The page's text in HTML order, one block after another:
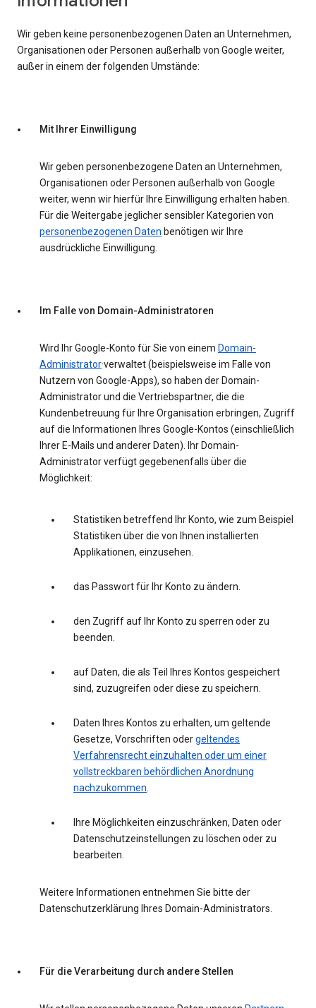
Wir geben keine personenbezogenen Daten an Unternehmen,
Organisationen oder Personen außerhalb von Google weiter,
außer in einem der folgenden Umstände:
Mit Ihrer Einwilligung
Wir geben personenbezogene Daten an Unternehmen,
Organisationen oder Personen außerhalb von Google
weiter, wenn wir hierfür Ihre Einwilligung erhalten haben.
Für die Weitergabe jeglicher sensibler Kategorien von
personenbezogenen Daten benötigen wir Ihre
ausdrückliche Einwilligung.
Im Falle von Domain-Administratoren
Wird Ihr Google-Konto für Sie von einem Domain-
Administrator·verwaltet (beispielsweise im Falle von
Nutzern von Google-Apps), so haben der Domain-
Administrator und die Vertriebspartner, die die
Kundenbetreuung für Ihre Organisation erbringen, Zugriff
auf die Informationen Ihres Google-Kontos (einschließlich
Ihrer E-Mails und anderer Daten). Ihr Domain-
Administrator verfügt gegebenenfalls über die
Möglichkeit:
Statistiken betreffend Ihr Konto, wie zum Beispiel
Statistiken über die von Ihnen installierten
Applikationen, einzusehen.
das Passwort für Ihr Konto zu ändern.
den Zugriff auf Ihr Konto zu sperren oder zu
beenden.
auf Daten, die als Teil Ihres Kontos gespeichert
sind, zuzugreifen oder diese zu speichern.
Daten Ihres Kontos zu erhalten, um geltende
Gesetze, Vorschriften odergeltendes
Verfahrensrecht einzuhalten oder um einer
vollstreckbaren behördlichen Anordnung
nachzukommen.
Ihre Möglichkeiten einzuschränken, Daten oder
Datenschutzeinstellungen zu löschen oder zu
bearbeiten.
Weitere Informationen entnehmen Sie bitte der
Datenschutzerklärung Ihres Domain-Administrators.
Für die Verarbeitung durch andere Stellen